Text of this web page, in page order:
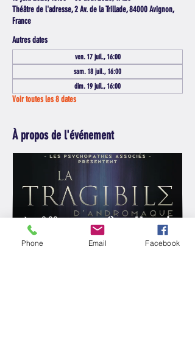
Théâtre de l'adresse, 2 Av. de la Trillade, 84000 Avignon,
France
Autres dates
ven. 17 juil., 16:00
sam. 18 juil., 16:00
dim. 19 juil., 16:00
Voir toutes les 8 dates
À propos de l'événement
Phone Email Facebook